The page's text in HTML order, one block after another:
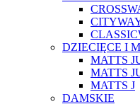
DZIECIĘCE I
MATTS
MATTS
MATTS J
DAMSKIE